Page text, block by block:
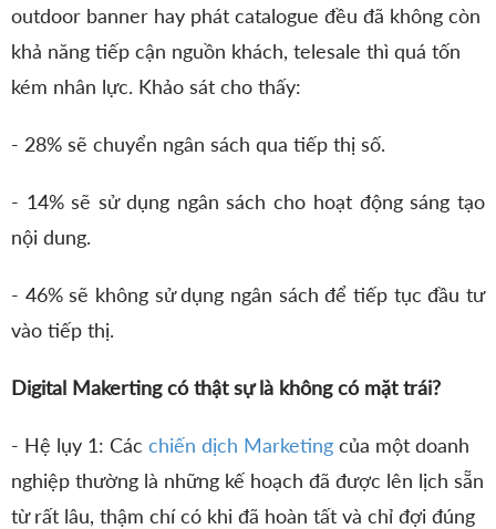
outdoor banner hay phát catalogue đều đã không còn
khả năng tiếp cận nguồn khách, telesale thì quá tốn
kém nhân lực. Khảo sát cho thấy:
- 28% sẽ chuyển ngân sách qua tiếp thị số.
- 14% sẽ sử dụng ngân sách cho hoạt động sáng tạo
nội dung.
- 46% sẽ không sử dụng ngân sách để tiếp tục đầu tư
vào tiếp thị.
Digital Makerting có thật sự là không có mặt trái?
- Hệ lụy 1: Các chiến dịch Marketing của một doanh
nghiệp thường là những kế hoạch đã được lên lịch sẵn
từ rất lâu, thậm chí có khi đã hoàn tất và chỉ đợi đúng